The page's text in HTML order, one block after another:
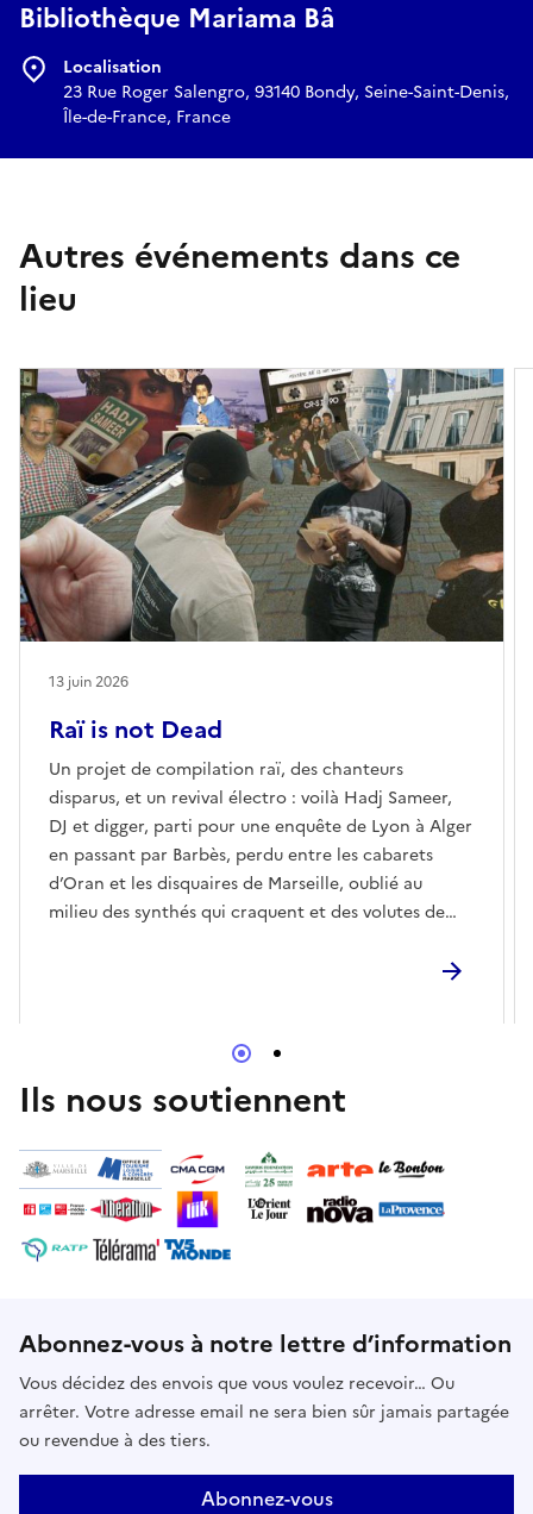
Bibliothèque Mariama Bâ
Localisation
23 Rue Roger Salengro, 93140 Bondy, Seine-Saint-Denis,
Île-de-France, France
Autres événements dans ce
lieu
Raï is not Dead
Un projet de compilation raï, des chanteurs
disparus, et un revival électro : voilà Hadj Sameer,
DJ et digger, parti pour une enquête de Lyon à Alger
en passant par Barbès, perdu entre les cabarets
d’Oran et les disquaires de Marseille, oublié au
milieu des synthés qui craquent et des volutes de
prince assassiné Hasni... Il fallait au moins une telle
passé, en l’espace de cinquante ans, d’un cabaret
caché d’Oran à la mi-temps du superbowl en
mondovision ? Peu. Or, c’est bien ce que raconte
Algérie au sortir de la seconde guerre mondiale, qui
conquiert la France puis le monde entier dans les
années 1990, avant de disparaître des radars avec le
nouveau millénaire. Réalisation : Simon
13 juin 2026
Ils nous soutiennent
Abonnez-vous à notre lettre d’information
Vous décidez des envois que vous voulez recevoir… Ou
arrêter. Votre adresse email ne sera bien sûr jamais partagée
ou revendue à des tiers.
Abonnez-vous